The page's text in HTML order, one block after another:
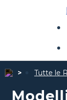
Tutte le